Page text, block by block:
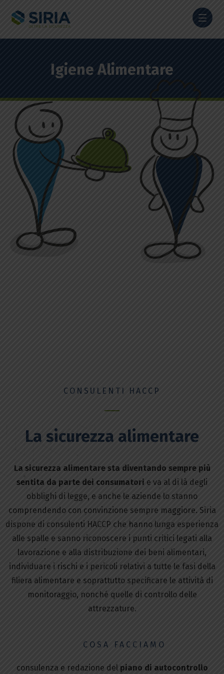
Igiene Alimentare
CONSULENTI HACCP
La sicurezza alimentare
La sicurezza alimentare sta diventando sempre più
sentita da parte dei consumatori e va al di là degli
obblighi di legge, e anche le aziende lo stanno
comprendendo con convinzione sempre maggiore. Siria
dispone di consulenti HACCP che hanno lunga esperienza
alle spalle e sanno riconoscere i punti critici legati alla
lavorazione e alla distribuzione dei beni alimentari,
individuare i rischi e i pericoli relativi a tutte le fasi della
filiera alimentare e soprattutto specificare le attività di
monitoraggio, nonché quelle di controllo delle
attrezzature.
COSA FACCIAMO
consulenza e redazione del piano di autocontrollo